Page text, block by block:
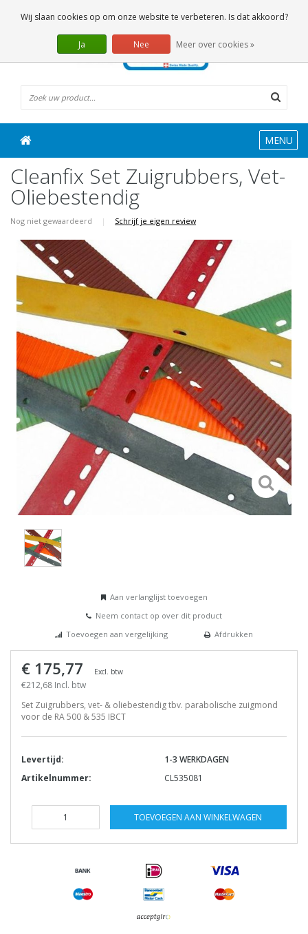
0 Artikelen
MENU
Cleanfix Set Zuigrubbers, Vet-
Oliebestendig
Nog niet gewaardeerd | Schrijf je eigen review
Aan verlanglijst toevoegen
Neem contact op over dit product
Toevoegen aan vergelijking
Afdrukken
€ 175,77 Excl. btw
€212,68 Incl. btw
Set Zuigrubbers, vet- & oliebestendig tbv. parabolische zuigmond
voor de RA 500 & 535 IBCT
Levertijd:
1-3 WERKDAGEN
Artikelnummer:
CL535081
TOEVOEGEN AAN WINKELWAGEN
Wij slaan cookies op om onze website te verbeteren. Is dat akkoord?
Ja Nee Meer over cookies »